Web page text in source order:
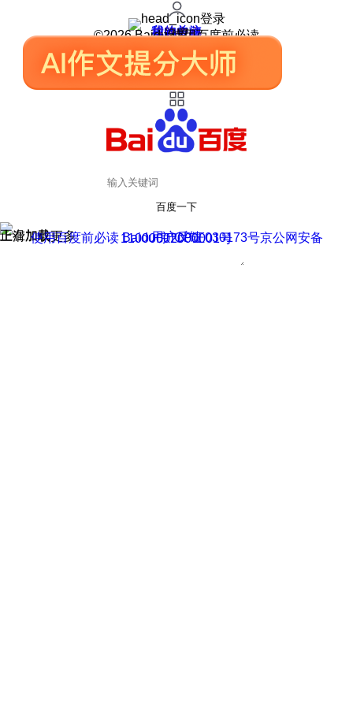
登录
我的关注
我的收藏
皮肤中心
用户反馈
设置
©2026 Baidu 使用百度前必读
百度一下
正在加载
上滑加载更多 用户反馈
使用百度前必读 Baidu 京ICP证030173号
京公网安备11000002000001号